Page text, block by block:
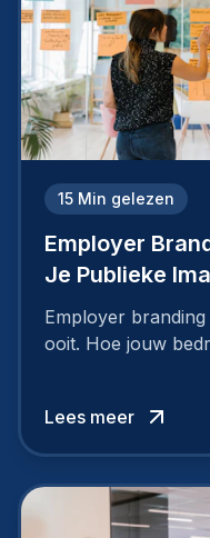
15 Min gelezen
Employer
Je Publieke
Employer
ooit. Hoe jouw
Lees meer